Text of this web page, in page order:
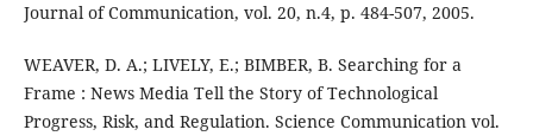
Journal of Communication, vol. 20, n.4, p. 484-507, 2005.
WEAVER, D. A.; LIVELY, E.; BIMBER, B. Searching for a
Frame : News Media Tell the Story of Technological
Progress, Risk, and Regulation. Science Communication vol.